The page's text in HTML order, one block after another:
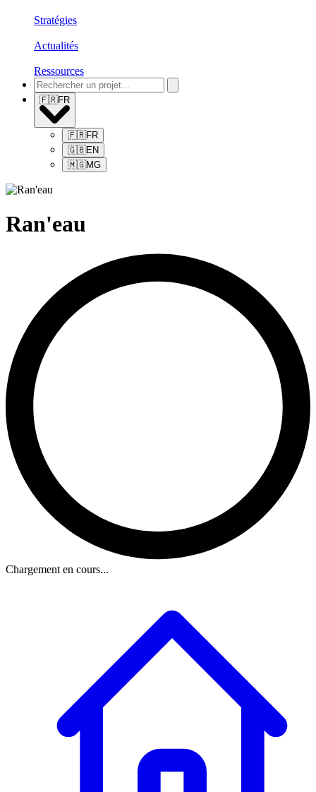
Stratégies
Actualités
Ressources
🇫🇷FR
🇫🇷FR
🇬🇧EN
🇲🇬MG
Ran'eau
Chargement en cours...